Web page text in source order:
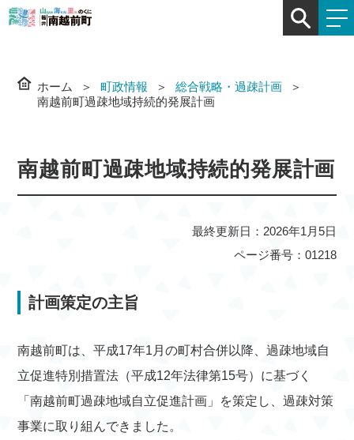
ホーム 町政情報
総合戦略・過疎計画
南越前町過疎地域持続的発展計画
南越前町過疎地域持続的発展計画
最終更新日：2026年1月5日
ページ番号：01218
計画策定の主旨
南越前町は、平成17年1月の町村合併以降、過疎地域自
立促進特別措置法（平成12年法律第15号）に基づく
「南越前町過疎地域自立促進計画」を策定し、過疎対策
事業に取り組んできました。